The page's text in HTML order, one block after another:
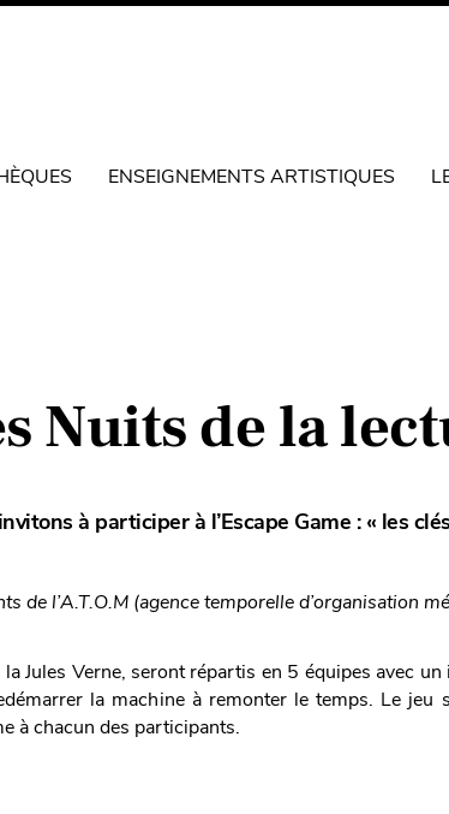
ENSEIGNEMENTS ARTISTIQUES
Nuits de la
à participer à l’Escape Game : « les
de l’A.T.O.M (agence temporelle d’organisation
Jules Verne, seront répartis en 5 équipes avec
la machine à remonter le temps. Le jeu
à chacun des participants.